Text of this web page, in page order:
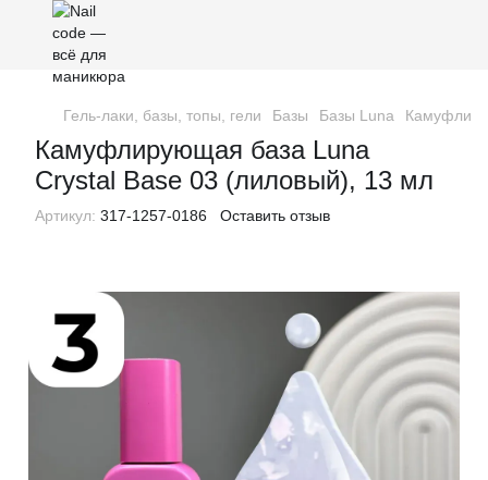
Гель-лаки, базы, топы, гели Базы Базы Luna
Камуфлирующая база Luna
Crystal Base 03 (лиловый), 13 мл
Артикул: 317-1257-0186 Оставить отзыв